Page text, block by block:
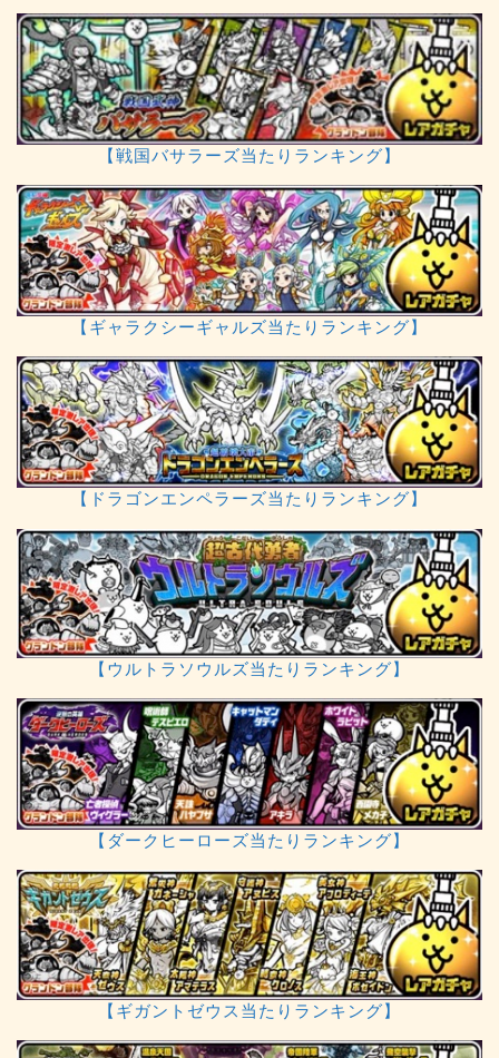
【戦国バサラーズ当たりランキング】
【ギャラクシーギャルズ当たりランキング】
【ドラゴンエンペラーズ当たりランキング】
【ウルトラソウルズ当たりランキング】
【ダークヒーローズ当たりランキング】
【ギガントゼウス当たりランキング】